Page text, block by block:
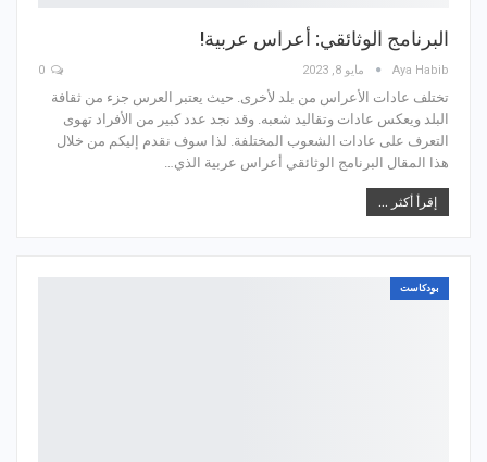
البرنامج الوثائقي: أعراس عربية!
Aya Habib مايو 8, 2023
تختلف عادات الأعراس من بلد لأخرى. حيث يعتبر العرس جزء من ثقافة
البلد ويعكس عادات وتقاليد شعبه. وقد نجد عدد كبير من الأفراد تهوى
التعرف على عادات الشعوب المختلفة. لذا سوف نقدم إليكم من خلال
هذا المقال البرنامج الوثائقي أعراس عربية الذي…
إقرأ أكثر ...
بودكاست